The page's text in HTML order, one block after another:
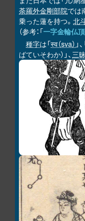
荼羅外金剛部院では
乗った蓮を持つ。 北
（参考：「一字金輪仏頂
種字は「स्व（sva） 」
ばていそわか）」、三